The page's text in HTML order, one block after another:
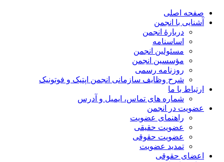
صفحه اصلی
آشنایی با انجمن
دربارۀ انجمن
اساسنامه
مسئولین انجمن
مؤسسین انجمن
روزنامه رسمی
شرح وظایف سازمانی انجمن اپتیک و فوتونیک
ارتباط با ما
شماره های تماس، ایمیل و آدرس
عضویت در انجمن
راهنمای عضویت
عضویت حقیقی
عضویت حقوقی
تمدید عضویت
اعضای حقوقی